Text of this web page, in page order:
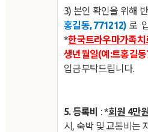
3) 본인 확인을 위해
홍길동, 771212) 로
*한국트라우마가족치
생년월일(예:트홍길
입금부탁드립니다.
5. 등록비 : *회원 4만
시, 숙박 및 교통비는